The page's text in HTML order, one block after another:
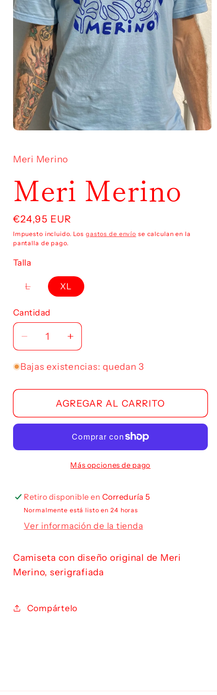
1
en
modal
Meri Merino
Meri Merino
Precio
habitual
€24,95 EUR
Impuesto incluido. Los gastos de envío se calculan en la
pantalla de pago.
Talla
L
Variante
o
no
XL
Cantidad
Reducir
cantidad
para
Merino
Aumentar
cantidad
para
Merino
Bajas existencias: quedan 3
AGREGAR AL CARRITO
Más opciones de pago
Retiro disponible en Correduría 5
Normalmente está listo en 24 horas
Ver información de la tienda
Camiseta con diseño original de Meri
Merino, serigrafiada
Compártelo